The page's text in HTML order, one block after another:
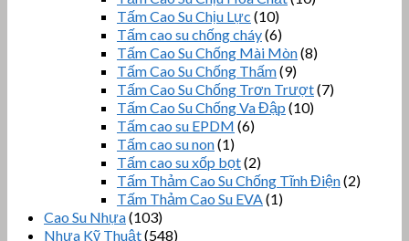
Tấm Cao Su Chịu Lực (10)
Tấm cao su chống cháy(6)
Tấm Cao Su Chống Mài Mòn(8)
Tấm Cao Su Chống Thấm(9)
Tấm Cao Su Chống Trơn Trượt(7)
Tấm Cao Su Chống Va Đập (10)
Tấm cao su EPDM (6)
Tấm cao su non(1)
Tấm cao su xốp bọt(2)
Tấm Thảm Cao Su Chống Tĩnh Điện(2)
Tấm Thảm Cao Su EVA(1)
Cao Su Nhựa(103)
Nhựa Kỹ Thuật(548)